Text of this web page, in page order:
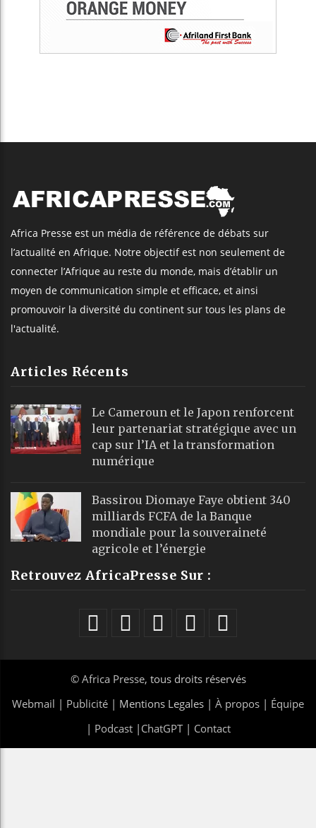
Africa Presse est un média de référence de débats sur
l’actualité en Afrique. Notre objectif est non seulement de
connecter l’Afrique au reste du monde, mais d’établir un
moyen de communication simple et efficace, et ainsi
promouvoir la diversité du continent sur tous les plans de
l'actualité.
Articles Récents
Le Cameroun et le Japon renforcent
leur partenariat stratégique avec un
cap sur l’IA et la transformation
numérique
Bassirou Diomaye Faye obtient 340
milliards FCFA de la Banque
mondiale pour la souveraineté
agricole et l’énergie
Retrouvez AfricaPresse Sur :
© Africa Presse, tous droits réservés
Webmail | Publicité | Mentions Legales | À propos | Équipe
| Podcast| ChatGPT| Contact